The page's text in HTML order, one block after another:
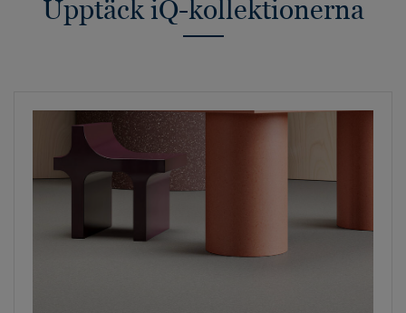
Upptäck iQ-kollektionerna